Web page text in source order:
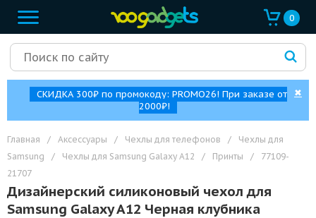
0
СКИДКА 300₽ по промокоду: PROMO26! При заказе от
2000₽!
✖
Главная / Аксессуары / Чехлы для телефонов /
Чехлы для
Samsung
/ Чехлы для Samsung Galaxy A12 / Принты /
77109-
21707
Дизайнерский силиконовый чехол для
Samsung Galaxy A12 Черная клубника